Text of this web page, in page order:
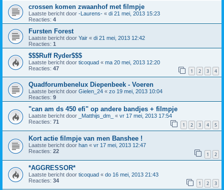
crossen komen zwaanhof met filmpje
Laatste bericht door -Laurens- « di 21 mei, 2013 15:23
Reacties: 4
Fursten Forest
Laatste bericht door Yair « di 21 mei, 2013 12:42
Reacties: 1
$$$Ruff Ryder$$$
Laatste bericht door ticoquad « ma 20 mei, 2013 12:20
Reacties: 47 1 2 3 4
Quadforumbenelux Diepenbeek - Voeren
Laatste bericht door Gielen_24 « zo 19 mei, 2013 10:04
Reacties: 9
"can am ds 450 efi" op andere bandjes + filmpje
Laatste bericht door _Matthijs_dm_ « vr 17 mei, 2013 17:54
Reacties: 71 1 2 3 4 5
Kort actie filmpje van men Banshee !
Laatste bericht door han « vr 17 mei, 2013 12:47
Reacties: 22 1 2
*AGGRESSOR*
Laatste bericht door ticoquad « do 16 mei, 2013 21:43
Reacties: 34 1 2 3